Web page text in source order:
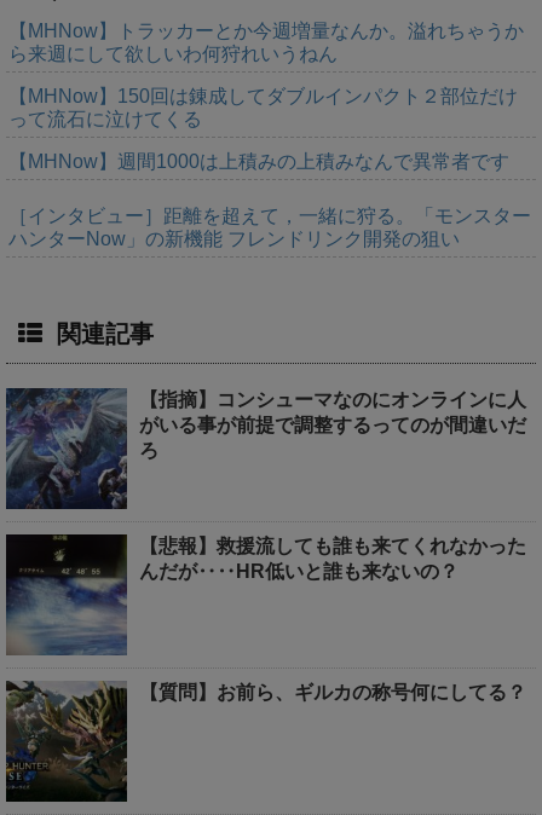
【MHNow】トラッカーとか今週増量なんか。溢れちゃうか
ら来週にして欲しいわ何狩れいうねん
【MHNow】150回は錬成してダブルインパクト２部位だけ
って流石に泣けてくる
【MHNow】週間1000は上積みの上積みなんで異常者です
［インタビュー］距離を超えて，一緒に狩る。「モンスター
ハンターNow」の新機能 フレンドリンク開発の狙い
関連記事
【指摘】コンシューマなのにオンラインに人
がいる事が前提で調整するってのが間違いだ
ろ
【悲報】救援流しても誰も来てくれなかった
んだが‥‥HR低いと誰も来ないの？
【質問】お前ら、ギルカの称号何にしてる？